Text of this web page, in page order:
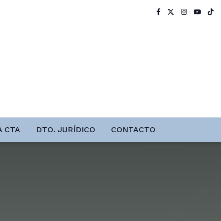
CTA DTO. JURÍDICO CONTACTO